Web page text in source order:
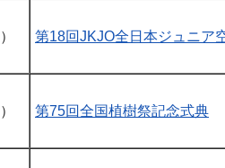
第18回JKJO全日本ジュニア
第75回全国植樹祭記念式典